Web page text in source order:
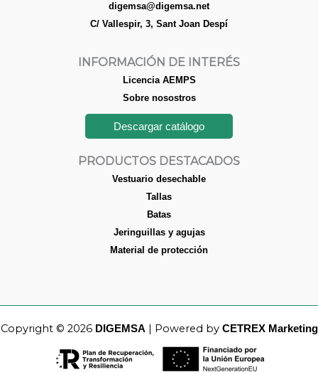
digemsa@digemsa.net
C/ Vallespir, 3, Sant Joan Despí
INFORMACIÓN DE INTERÉS
Licencia AEMPS
Sobre nosostros
Descargar catálogo
PRODUCTOS DESTACADOS
Vestuario desechable
Tallas
Batas
Jeringuillas y agujas
Material de protección
Copyright © 2026 DIGEMSA| Powered by CETREX Marketing